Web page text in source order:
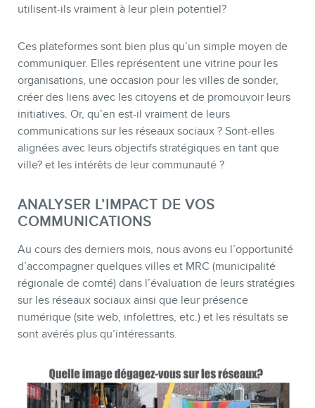
BOUTIQUE
BLOGUE
utilisent-ils vraiment à leur plein potentiel?
Ces plateformes sont bien plus qu’un simple moyen de
communiquer. Elles représentent une vitrine pour les
organisations, une occasion pour les villes de sonder,
créer des liens avec les citoyens et de promouvoir leurs
initiatives. Or, qu’en est-il vraiment de leurs
communications sur les réseaux sociaux ? Sont-elles
alignées avec leurs objectifs stratégiques en tant que
ville? et les intérêts de leur communauté ?
ANALYSER L’IMPACT DE VOS
COMMUNICATIONS
Au cours des derniers mois, nous avons eu l’opportunité
d’accompagner quelques villes et MRC (municipalité
régionale de comté) dans l’évaluation de leurs stratégies
sur les réseaux sociaux ainsi que leur présence
numérique (site web, infolettres, etc.) et les résultats se
sont avérés plus qu’intéressants.